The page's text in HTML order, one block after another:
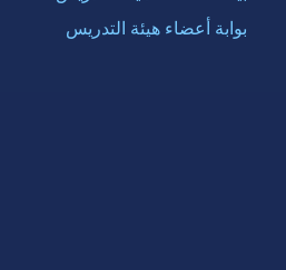
بوابة أعضاء هيئة التدريس